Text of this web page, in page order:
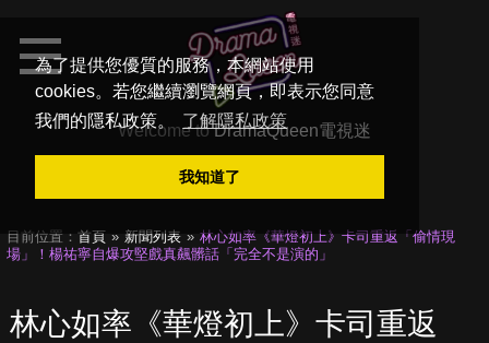
為了提供您優質的服務，本網站使用
cookies。若您繼續瀏覽網頁，即表示您同意
我們的隱私政策。
了解隱私政策
我知道了
Welcome toDramaQueen電視迷
目前位置： 首頁 新聞列表
林心如率《華燈初上》卡司重返「偷情現
場」！楊祐寧自爆攻堅戲真飆髒話「完全不是演的」
林心如率《華燈初上》卡司重返